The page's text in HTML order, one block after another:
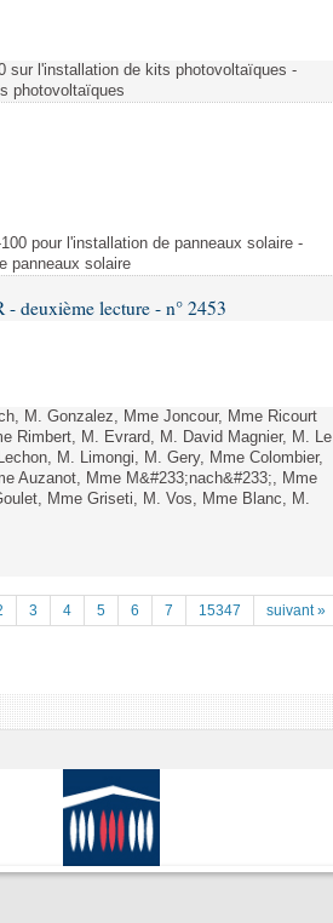
sur l'installation de kits photovoltaïques -
photovoltaïques
pour l'installation de panneaux solaire -
panneaux solaire
deuxième lecture - n° 2453
M. Gonzalez, Mme Joncour, Mme Ricourt
Rimbert, M. Evrard, M. David Magnier, M. Le
M. Limongi, M. Gery, Mme Colombier,
Auzanot, Mme M&#233;nach&#233;, Mme
Mme Griseti, M. Vos, Mme Blanc, M.
3 4 5 6 7 15347 suivant »